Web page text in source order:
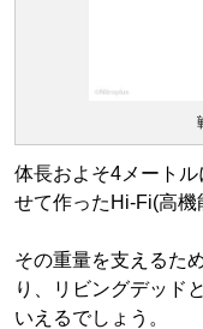
体長およそ4メート
せて作ったHi-Fi(高機
その重量を支えるた
り、リビングデッド
いえるでしょう。